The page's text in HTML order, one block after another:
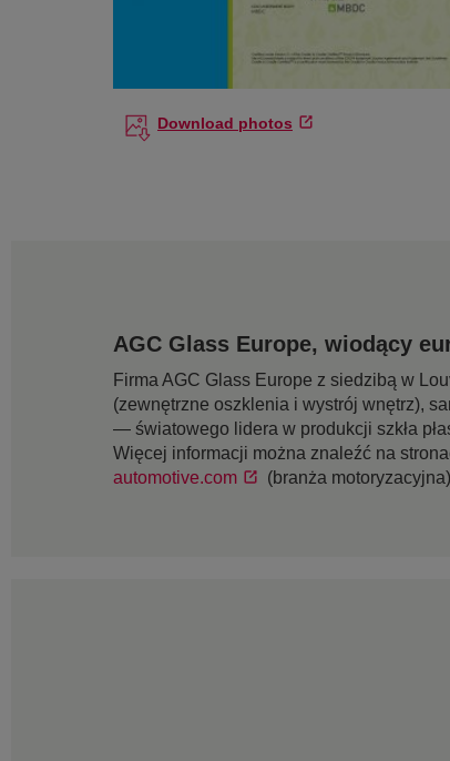
Download photos
AGC Glass Europe, wiodący
Firma AGC Glass Europe z siedzibą w
(zewnętrzne oszklenia i wystrój wnętrz),
— światowego lidera w produkcji szkła
Więcej informacji można znaleźć na
automotive.com
(branża motoryzacyjna)